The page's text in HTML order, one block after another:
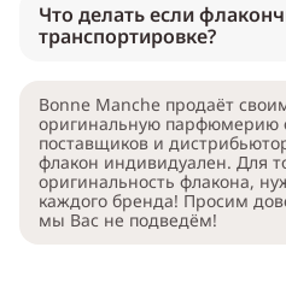
Что делать если
транспортировке?
Bonne Manche продаёт
оригинальную парфюмерию
поставщиков и
флакон индивидуален. Для
оригинальность флакона,
каждого бренда! Просим
мы Вас не подведём!